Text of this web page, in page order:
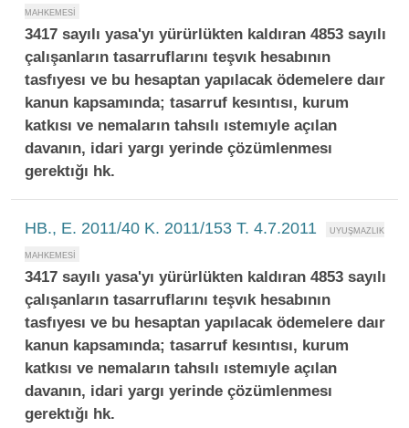
3417 sayılı yasa'yı yürürlükten kaldıran 4853 sayılı
çalışanların tasarruflarını teşvık hesabının
tasfıyesı ve bu hesaptan yapılacak ödemelere daır
kanun kapsamında; tasarruf kesıntısı, kurum
katkısı ve nemaların tahsılı ıstemıyle açılan
davanın, idari yargı yerinde çözümlenmesı
gerektığı hk.
HB., E. 2011/40 K. 2011/153 T. 4.7.2011
3417 sayılı yasa'yı yürürlükten kaldıran 4853 sayılı
çalışanların tasarruflarını teşvık hesabının
tasfıyesı ve bu hesaptan yapılacak ödemelere daır
kanun kapsamında; tasarruf kesıntısı, kurum
katkısı ve nemaların tahsılı ıstemıyle açılan
davanın, idari yargı yerinde çözümlenmesı
gerektığı hk.